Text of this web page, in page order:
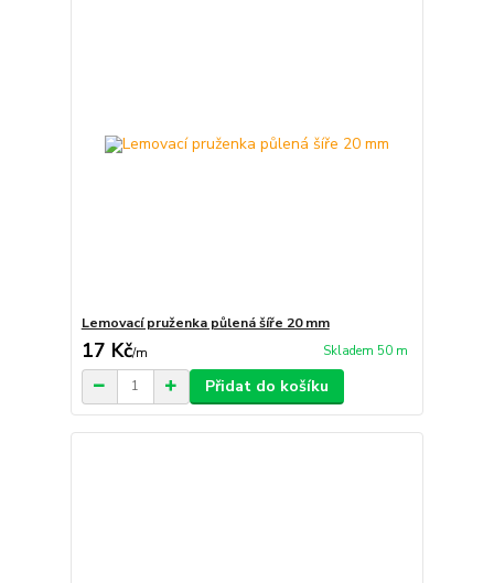
Lemovací pruženka půlená šíře 20 mm
17 Kč/m Skladem 50 m
Přidat do košíku